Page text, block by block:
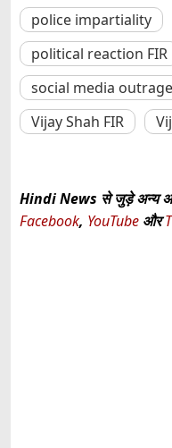
police impartiality
political reaction FIR
social media outrage
Vijay Shah FIR
Hindi News से जुड़े अन्य
Facebook, YouTube और